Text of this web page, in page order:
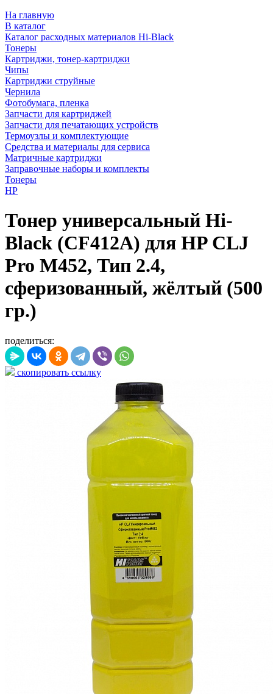
На главную
В каталог
Каталог расходных материалов Hi-Black
Тонеры
Картриджи, тонер-картриджи
Чипы
Картриджи струйные
Чернила
Фотобумага, пленка
Запчасти для картриджей
Запчасти для печатающих устройств
Термоузлы и комплектующие
Средства и материалы для сервиса
Матричные картриджи
Заправочные наборы и комплекты
Тонеры
HP
Тонер универсальный Hi-
Black (CF412A) для HP CLJ
Pro M452, Тип 2.4,
сферизованный, жёлтый (500
гр.)
поделиться:
скопировать ссылку